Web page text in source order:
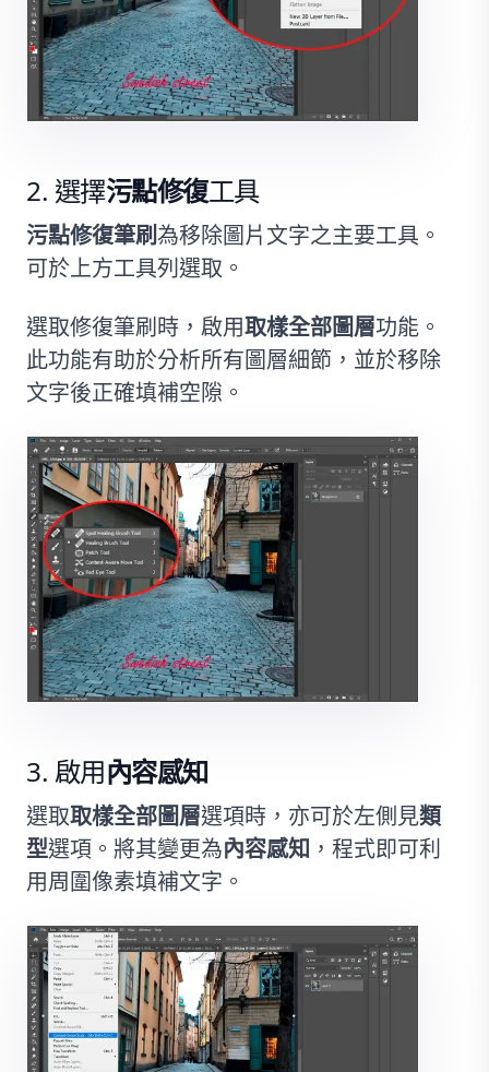
選擇污點修復工具
污點修復筆刷為移除圖片文字之主要工具。
可於上方工具列選取。
選取修復筆刷時，啟用取樣全部圖層功能。
此功能有助於分析所有圖層細節，並於移除
文字後正確填補空隙。
啟用內容感知
選取取樣全部圖層選項時，亦可於左側見類
型選項。將其變更為內容感知 ，程式即可利
用周圍像素填補文字。